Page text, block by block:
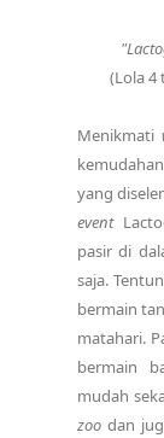
(Lola 4
Menikmati
yang
event
pasir di
saja.
bermain
matahari.
bermain
mudah
zoo dan